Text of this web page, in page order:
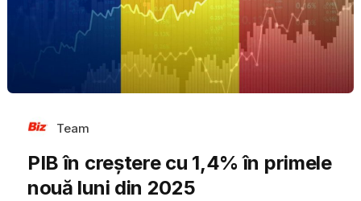
Team
PIB în creștere cu 1,4% în primele
nouă luni din 2025